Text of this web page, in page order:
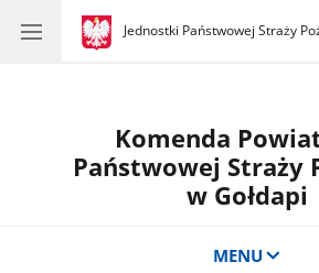
gov.pl
Jednostki Państwowej Straży
gov.pl
Jednostki
Komenda
Państwowej Straży
w Gołdapi
MENU